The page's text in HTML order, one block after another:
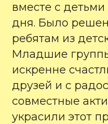
вместе с
дня. Было
ребятам из
Младшие
искренне
друзей и с
совместные
украсили этот